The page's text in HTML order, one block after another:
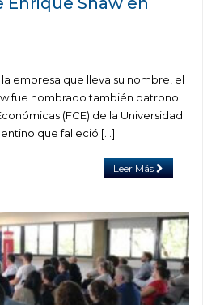
empresa que lleva su nombre, el
fue nombrado también patrono
(FCE) de la Universidad
que falleció […]
Leer Más